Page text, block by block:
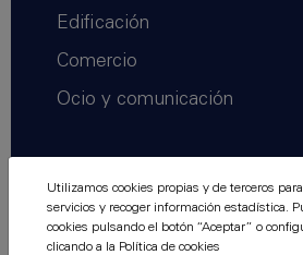
Edificación
Comercio
Ocio y comunicación
Utilizamos cookies propias y de terceros
servicios y recoger información estadística.
cookies pulsando el botón “Aceptar” o
clicando a la Política de cookies